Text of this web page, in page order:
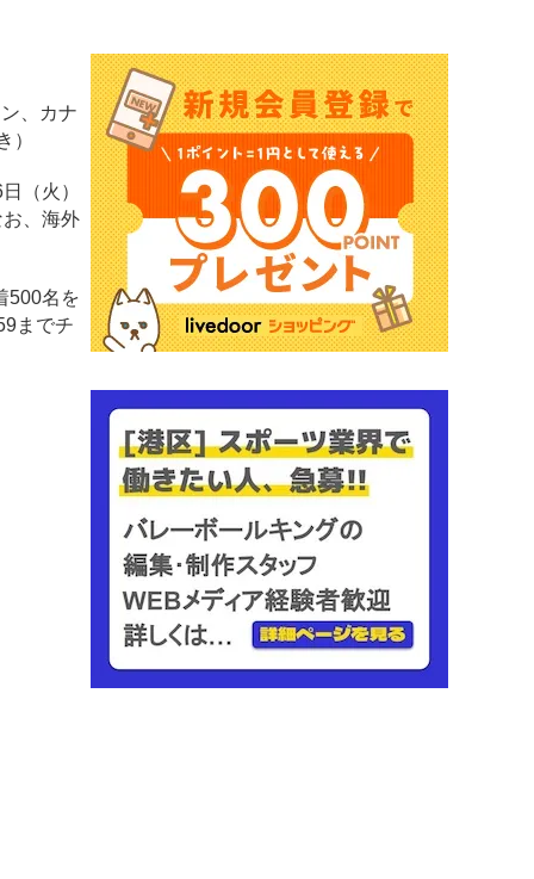
、カナ
）
（火）
、海外
500名を
までチ